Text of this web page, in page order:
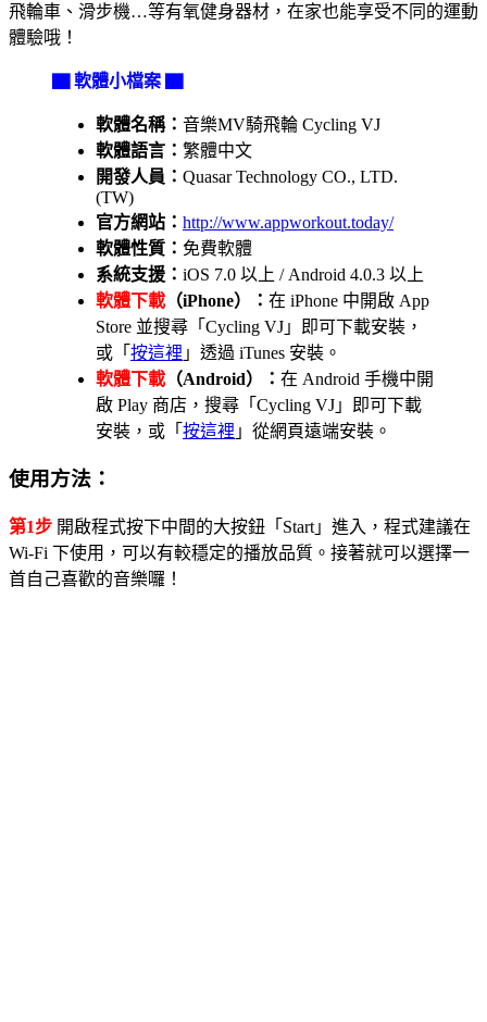
飛輪車、滑步機…等有氧健身器材，在家也能享受不同的運動
體驗哦！
▇ 軟體小檔案 ▇
軟體名稱： 音樂MV騎飛輪 Cycling VJ
軟體語言： 繁體中文
開發人員： Quasar Technology CO., LTD.
(TW)
官方網站： http://www.appworkout.today/
軟體性質： 免費軟體
系統支援： iOS 7.0 以上 / Android 4.0.3 以上
軟體下載 （iPhone）： 在 iPhone 中開啟 App
Store 並搜尋「Cycling VJ」即可下載安裝，
或「 按這裡 」透過 iTunes 安裝。
軟體下載 （Android）： 在 Android 手機中開
啟 Play 商店，搜尋「Cycling VJ」即可下載
安裝，或「 按這裡 」從網頁遠端安裝。
使用方法：
第1步 開啟程式按下中間的大按鈕「Start」進入，程式建議在
Wi-Fi 下使用，可以有較穩定的播放品質。接著就可以選擇一
首自己喜歡的音樂囉！